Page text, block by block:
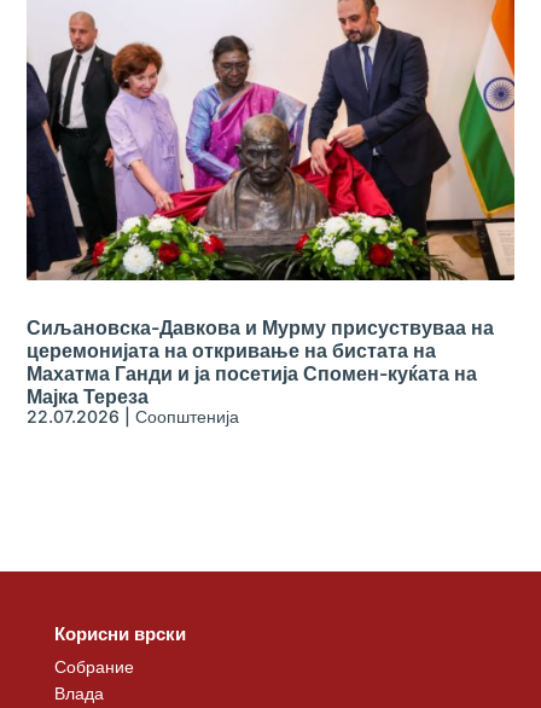
Сиљановска-Давкова и Мурму присуствуваа на
церемонијата на откривање на бистата на
Махатма Ганди и ја посетија Спомен-куќата на
Мајка Тереза
22.07.2026 |Соопштенија
Корисни врски
Собрание
Влада